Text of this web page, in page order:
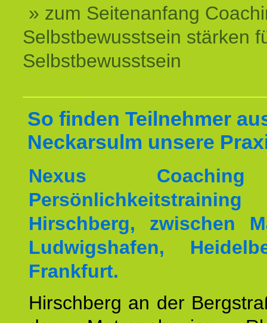
» zum Seitenanfang
Selbstbewusstsein stärken
Selbstbewusstsein
So finden Teilnehmer
Neckarsulm unsere
Nexus
Hirschberg, zwischen
Ludwigshafen,
Frankfurt.
Hirschberg an der